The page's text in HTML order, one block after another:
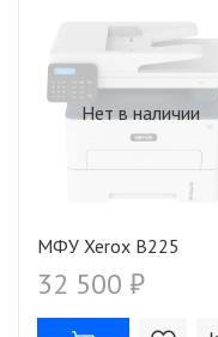
Нет в наличии
МФУ Xerox B225
32 500 ₽